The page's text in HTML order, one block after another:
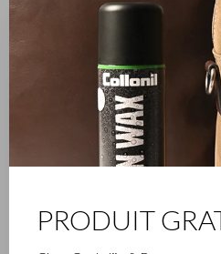
PRODUIT